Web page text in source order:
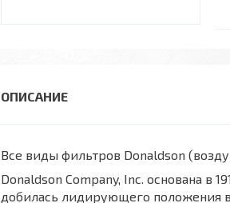
Все виды фильтров Donaldson
Donaldson Company, Inc. основана в
добилась лидирующего положения